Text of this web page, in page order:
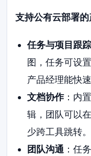
支持公有云部署
任务与项目跟踪
图，任务可设
产品经理能快
文档协作：内
辑，团队可以
少跨工具跳转。
团队沟通 ：任